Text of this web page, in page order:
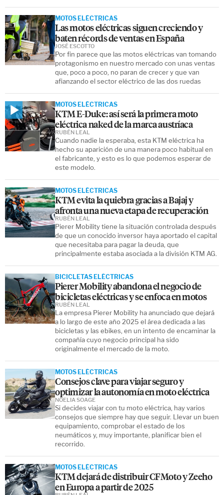
MOTOS ELÉCTRICAS
Las motos eléctricas siguen creciendo y
baten récords de ventas en España
Por fin parece que las motos eléctricas van tomando
protagonismo en nuestro mercado con unas ventas
que, poco a poco, no paran de crecer y que van
afianzando el sector eléctrico de las dos ruedas
JOSÉ ESCOTTO
MOTOS ELÉCTRICAS
KTM E-Duke: así será la primera moto
eléctrica naked de la marca austríaca
Cuando nadie la esperaba, esta KTM eléctrica ha
hecho su aparición de una manera poco habitual en
el fabricante, y esto es lo que podemos esperar de
este modelo.
RUBÉN LEAL
MOTOS ELÉCTRICAS
KTM evita la quiebra gracias a Bajaj y
afronta una nueva etapa de recuperación
Pierer Mobility tiene la situación controlada después
de que un conocido inversor haya aportado el capital
que necesitaba para pagar la deuda, que
principalmente estaba asociada a la división KTM AG.
RUBÉN LEAL
BICICLETAS ELÉCTRICAS
Pierer Mobility abandona el negocio de
bicicletas eléctricas y se enfoca en motos
La empresa Pierer Mobility ha anunciado que dejará
a lo largo de este año 2025 el área dedicada a las
bicicletas y las ebikes, en un intento de encaminar la
compañía cuyo negocio principal ha sido
originalmente el mercado de la moto.
RUBÉN LEAL
MOTOS ELÉCTRICAS
Consejos clave para viajar seguro y
optimizar la autonomía en moto eléctrica
Si decides viajar con tu moto eléctrica, hay varios
consejos que siempre hay que seguir. Llevar un buen
equipamiento, comprobar el estado de los
neumáticos y, muy importante, planificar bien el
recorrido.
NOELIA SOAGE
MOTOS ELÉCTRICAS
KTM dejará de distribuir CFMoto y Zeeho
en Europa a partir de 2025